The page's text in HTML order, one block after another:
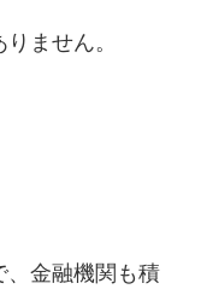
ません。
、金融機関も積